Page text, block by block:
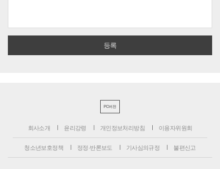
PC버전
회사소개 윤리강령 개인정보처리방침 이용자위원회
청소년보호정책 정정·반론보도 기사심의규정 불편신고